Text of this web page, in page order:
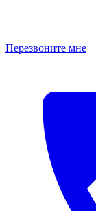
Перезвоните мне